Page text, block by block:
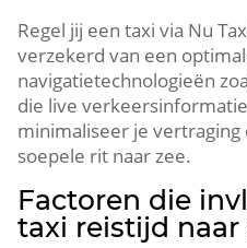
Regel jij een taxi via Nu
verzekerd van een
navigatietechnologieën
die live
minimaliseer je vertraging
soepele rit naar zee.
Factoren die
taxi reistijd naar